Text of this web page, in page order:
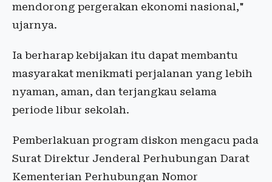
mendorong pergerakan ekonomi nasional,"
ujarnya.
Ia berharap kebijakan itu dapat membantu
masyarakat menikmati perjalanan yang lebih
nyaman, aman, dan terjangkau selama
periode libur sekolah.
Pemberlakuan program diskon mengacu pada
Surat Direktur Jenderal Perhubungan Darat
Kementerian Perhubungan Nomor